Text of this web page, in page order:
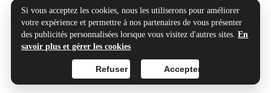
Si vous acceptez les cookies, nous les utiliserons pour améliorer
votre expérience et permettre à nos partenaires de vous présenter
des publicités personnalisées lorsque vous visitez d'autres sites.En
savoir plus et gérer les cookies
Accepter
Refuser